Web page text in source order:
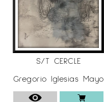
S/T CERCLE
Gregorio Iglesias Mayo